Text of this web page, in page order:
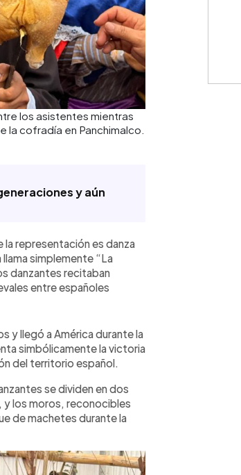
los asistentes mientras
la cofradía en Panchimalco.
y aún
representación es danza
simplemente “La
danzantes recitaban
entre españoles
y llegó a América durante la
simbólicamente la victoria
del territorio español.
se dividen en dos
los moros, reconocibles
de machetes durante la